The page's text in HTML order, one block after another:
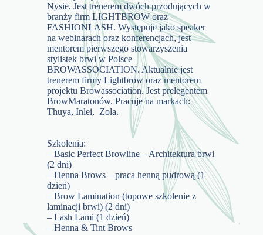
Nysie. Jest trenerem dwóch przodujących w
branży firm LIGHTBROW oraz
FASHIONLASH. Występuje jako speaker
na webinarach oraz konferencjach, jest
mentorem pierwszego stowarzyszenia
stylistek brwi w Polsce
BROWASSOCIATION. Aktualnie jest
trenerem firmy Lightbrow oraz mentorem
projektu Browassociation. Jest prelegentem
BrowMaratonów. Pracuje na markach:
Thuya, Inlei, Zola.
Szkolenia:
– Basic Perfect Browline – Architektura brwi
(2 dni)
– Henna Brows – praca henną pudrową (1
dzień)
– Brow Lamination (topowe szkolenie z
laminacji brwi) (2 dni)
– Lash Lami (1 dzień)
– Henna & Tint Brows